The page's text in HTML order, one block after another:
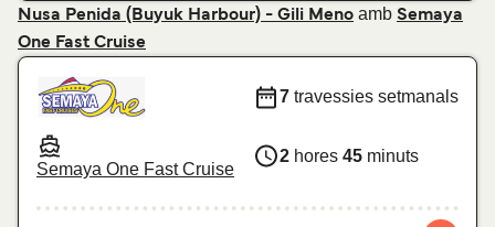
Nusa Penida (Buyuk Harbour) - Gili Meno amb Semaya
One Fast Cruise
Semaya One Fast Cruise
7 travessies setmanals
2 hores 45 minuts